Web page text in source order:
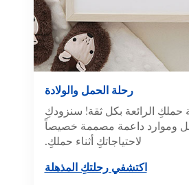
رحلة الحمل والولادة
الرائعة بكل ثقة! سنزودكِ
وموارد داعمة مصممة خصيصاً
لاحتياجاتكِ أثناء حملكِ.
اكتشفي رحلتكِ المذهلة